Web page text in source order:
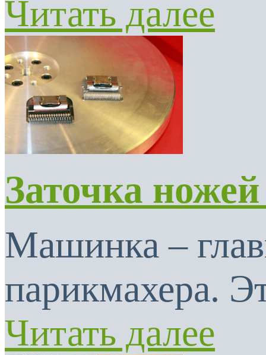
Читать далее
Заточка
Машинка –
парикмахера.
Читать далее